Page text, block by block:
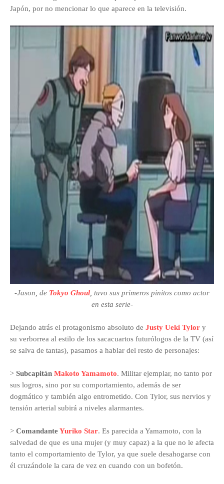
Japón, por no mencionar lo que aparece en la televisión.
-Jason, de Tokyo Ghoul , tuvo sus primeros pinitos como actor
en esta serie-
Dejando atrás el protagonismo absoluto de Justy Ueki Tylor y
su verborrea al estilo de los sacacuartos futurólogos de la TV (así
se salva de tantas), pasamos a hablar del resto de personajes:
> Subcapitán Makoto Yamamoto. Militar ejemplar, no tanto por
sus logros, sino por su comportamiento, además de ser
dogmático y también algo entrometido. Con Tylor, sus nervios y
tensión arterial subirá a niveles alarmantes.
> ComandanteYuriko Star. Es parecida a Yamamoto, con la
salvedad de que es una mujer (y muy capaz) a la que no le afecta
tanto el comportamiento de Tylor, ya que suele desahogarse con
él cruzándole la cara de vez en cuando con un bofetón.